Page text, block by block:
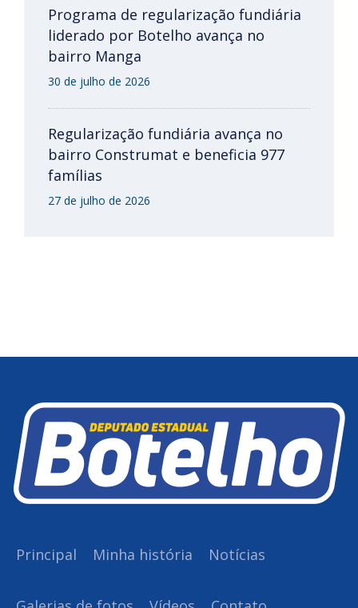
Programa de regularização fundiária
liderado por Botelho avança no
bairro Manga
30 de julho de 2026
Regularização fundiária avança no
bairro Construmat e beneficia 977
famílias
27 de julho de 2026
Principal Minha história Notícias